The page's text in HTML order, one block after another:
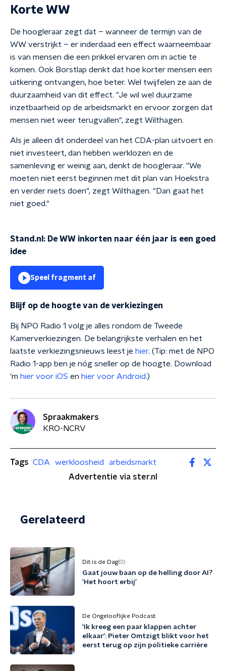
Korte WW
De hoogleraar zegt dat – wanneer de termijn van de
WW verstrijkt – er inderdaad een effect waarneembaar
is van mensen die een prikkel ervaren om in actie te
komen. Ook Borstlap denkt dat hoe korter mensen een
uitkering ontvangen, hoe beter. Wel twijfelen ze aan de
duurzaamheid van dit effect. "Je wil wel duurzame
inzetbaarheid op de arbeidsmarkt en ervoor zorgen dat
mensen niet weer terugvallen", zegt Wilthagen.
Als je alleen dit onderdeel van het CDA-plan uitvoert en
niet investeert, dan hebben werklozen en de
samenleving er weinig aan, denkt de hoogleraar. "We
moeten niet eerst beginnen met dit plan van Hoekstra
en verder niets doen", zegt Wilthagen. "Dan gaat het
niet goed."
Stand.nl: De WW inkorten naar één jaar is een goed
idee
Speel fragment af
Blijf op de hoogte van de verkiezingen
Bij NPO Radio 1 volg je alles rondom de Tweede
Kamerverkiezingen. De belangrijkste verhalen en het
laatste verkiezingsnieuws leest je hier. (Tip: met de NPO
Radio 1-app ben je nóg sneller op de hoogte. Download
'm hier voor iOS en hier voor Android.)
Spraakmakers
KRO-NCRV
Tags CDA werkloosheid
arbeidsmarkt
Advertentie via ster.nl
Gerelateerd
Dit is de DagEO
Gaat jouw baan op de helling door AI?
'Het hoort erbij'
De Ongelooflijke Podcast
'Ik kreeg een paar klappen achter
elkaar': Pieter Omtzigt blikt voor het
eerst terug op zijn politieke carrière